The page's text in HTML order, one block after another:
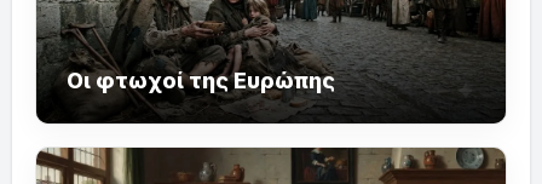
Οι φτωχοί της Ευρώπης